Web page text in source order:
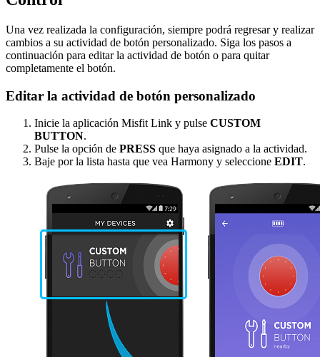
Una vez realizada la configuración, siempre podrá regresar y realizar
cambios a su actividad de botón personalizado. Siga los pasos a
continuación para editar la actividad de botón o para quitar
completamente el botón.
Editar la actividad de botón personalizado
Inicie la aplicación Misfit Link y pulse CUSTOM
BUTTON.
Pulse la opción de PRESS que haya asignado a la actividad.
Baje por la lista hasta que vea Harmony y seleccione EDIT.